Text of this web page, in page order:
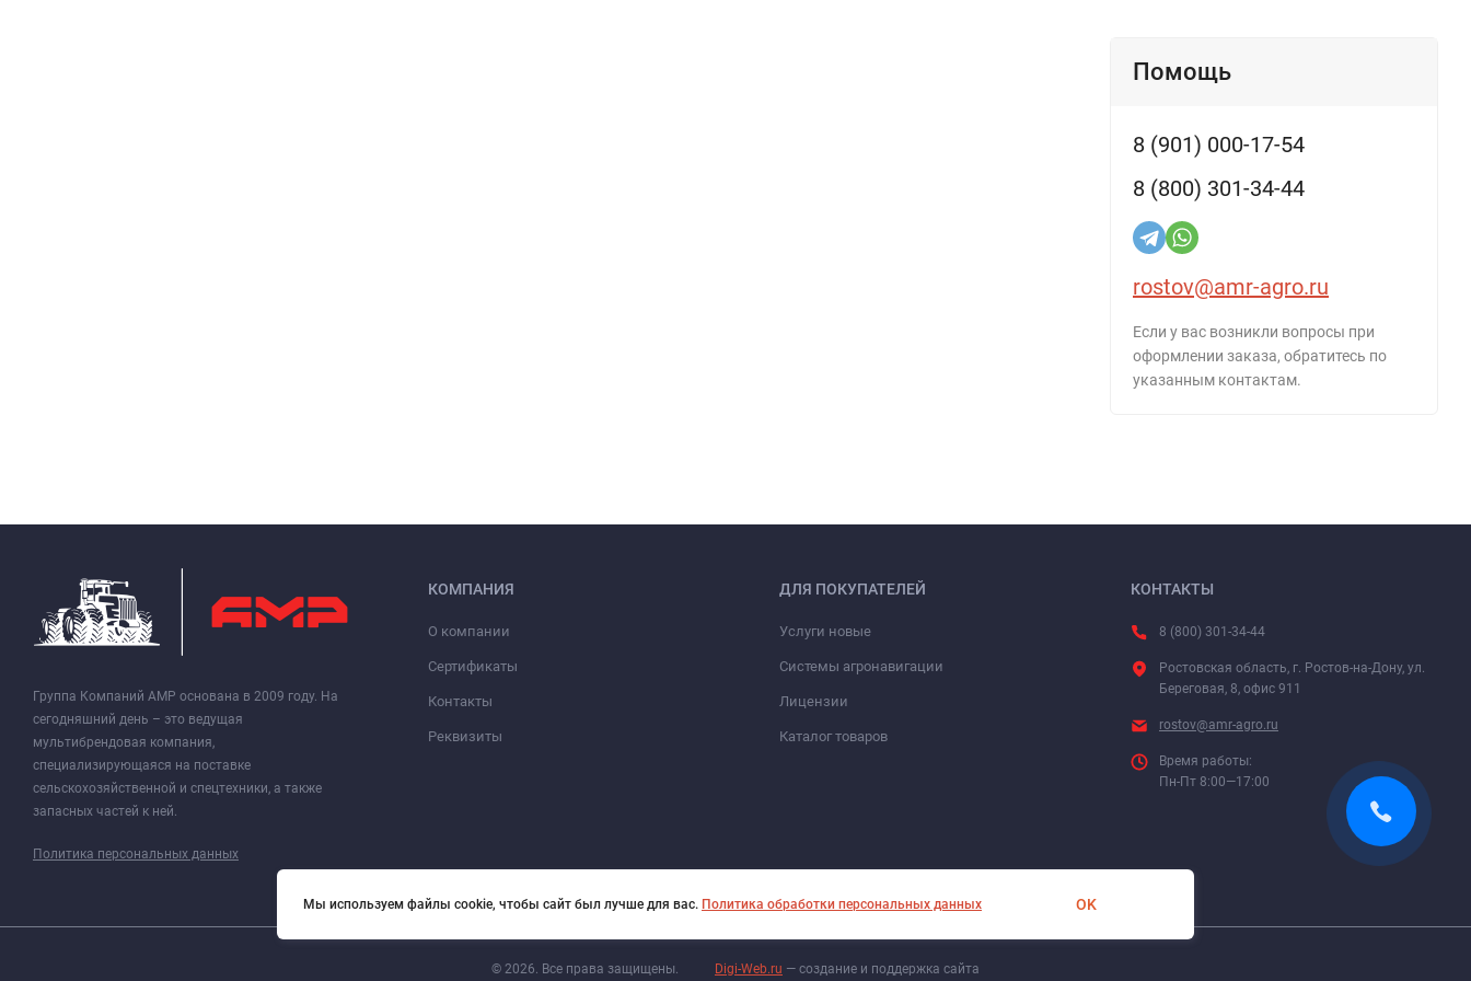
Помощь
8 (901) 000-17-54
8 (800) 301-34-44
rostov@amr-agro.ru
Если у вас возникли вопросы при
оформлении заказа, обратитесь по
указанным контактам.
Группа Компаний АМР основана в 2009 году. На
сегодняшний день – это ведущая
мультибрендовая компания,
специализирующаяся на поставке
сельскохозяйственной и спецтехники, а также
запасных частей к ней.
Политика персональных данных
КОМПАНИЯ
О компании
Сертификаты
Контакты
Реквизиты
ДЛЯ ПОКУПАТЕЛЕЙ
Услуги новые
Системы агронавигации
Лицензии
Каталог товаров
КОНТАКТЫ
8 (800) 301-34-44
Ростовская область, г. Ростов-на-Дону, ул.
Береговая, 8, офис 911
rostov@amr-agro.ru
Время работы:
Пн-Пт 8:00—17:00
© 2026. Все права защищены. Digi-Web.ru — создание и поддержка сайта
Мы используем файлы cookie, чтобы сайт был лучше для вас. Политика обработки персональных данных OK